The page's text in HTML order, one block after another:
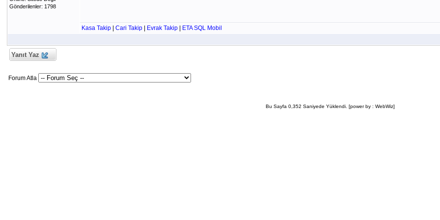
Gönderilenler: 1798
Kasa Takip| Cari Takip| Evrak Takip| ETA SQL Mobil
Yanıt Yaz
Forum Atla
Bu Sayfa 0,352 Saniyede Yüklendi. [power by : WebWiz]